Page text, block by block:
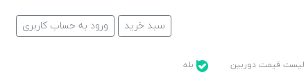
ورود به حساب کاربری سبد خرید
لیست قیمت دوربین